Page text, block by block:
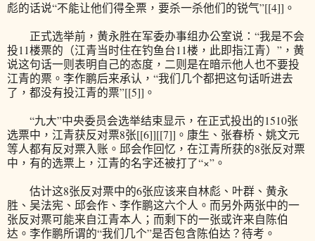
彪的话说“不能让他们得全票，要杀一杀他们的锐气”[[4]]。
正式选举前，黄永胜在军委办事组办公室说：“我是不会
投11楼票的（江青当时住在钓鱼台11楼，此即指江青）”，黄
说这句话一则表明自己的态度，二则是在暗示他人也不要投
江青的票。李作鹏后来承认，“我们几个都把这句话听进去
了，都没有投江青的票”[[5]]。
“九大”中央委员会选举结束显示，在正式投出的1510张
选票中，江青获反对票8张[[6]][[7]]。康生、张春桥、姚文元
等人都有反对票入账。邱会作回忆，在江青所获的8张反对票
中，有的选票上，江青的名字还被打了“×”。
估计这8张反对票中的6张应该来自林彪、叶群、黄永
胜、吴法宪、邱会作、李作鹏这六个人。而另外两张中的一
张反对票可能来自江青本人；而剩下的一张或许来自陈伯
达。李作鹏所谓的“我们几个”是否包含陈伯达？待考。